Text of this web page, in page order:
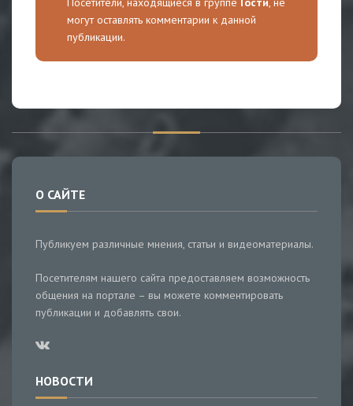
могут оставлять комментарии к данной
публикации.
О САЙТЕ
Публикуем различные мнения, статьи и видеоматериалы.
Посетителям нашего сайта предоставляем возможность
общения на портале – вы можете комментировать
публикации и добавлять свои.
НОВОСТИ